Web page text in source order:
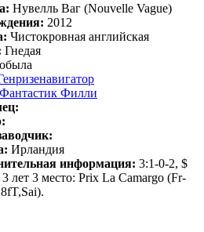
Нувелль Baг (Nouvelle Vague)
2012
Чистокровная английская
Гнедая
Фантастик Филли
Ирландия
информация: 3:1-0-2, $
лет 3 место: Prix La Camargo (Fr-